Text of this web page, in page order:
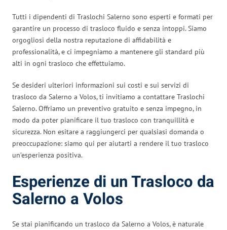
Tutti i dipendenti di Traslochi Salerno sono esperti e formati per
garantire un processo di trasloco fluido e senza intoppi. Siamo
orgogliosi della nostra reputazione di affidabilità e
professionalità, e ci impegniamo a mantenere gli standard più
alti in ogni trasloco che effettuiamo.
Se desideri ulteriori informazioni sui costi e sui servizi di
trasloco da Salerno a Volos, ti invitiamo a contattare Traslochi
Salerno. Offriamo un preventivo gratuito e senza impegno, in
modo da poter pianificare il tuo trasloco con tranquillità e
sicurezza. Non esitare a raggiungerci per qualsiasi domanda o
preoccupazione: siamo qui per aiutarti a rendere il tuo trasloco
un’esperienza positiva.
Esperienze di un Trasloco da
Salerno a Volos
Se stai pianificando un trasloco da Salerno a Volos, è naturale